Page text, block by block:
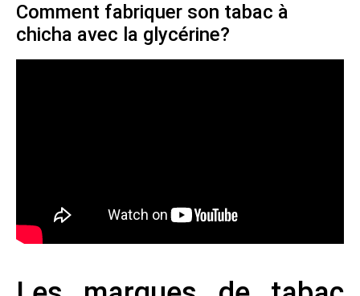
Comment fabriquer son tabac à
chicha avec la glycérine?